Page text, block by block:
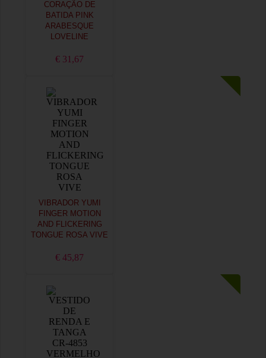
CORAÇÃO DE
BATIDA PINK
ARABESQUE
LOVELINE
€ 31,67
VIBRADOR YUMI
FINGER MOTION
AND FLICKERING
TONGUE ROSA VIVE
€ 45,87